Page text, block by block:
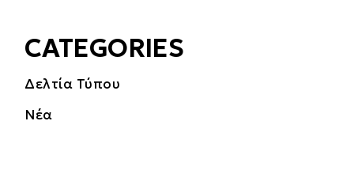
CATEGORIES
Δελτία Τύπου
Νέα